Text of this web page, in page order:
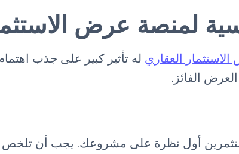
لمنصة عرض
العقاري له تأثير كبير على جذب
الفائز.
أول نظرة على مشروعك. يجب أن تلخص